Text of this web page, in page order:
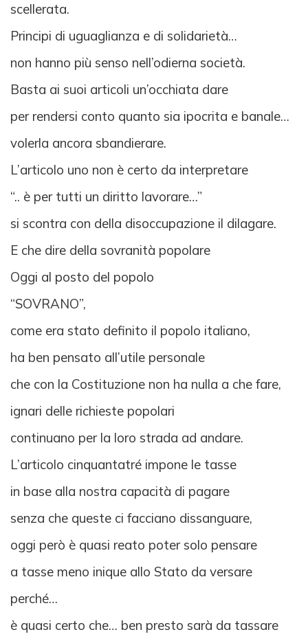
scellerata.
Principi di uguaglianza e di solidarietà…
non hanno più senso nell’odierna società.
Basta ai suoi articoli un’occhiata dare
per rendersi conto quanto sia ipocrita e banale…
volerla ancora sbandierare.
L’articolo uno non è certo da interpretare
“.. è per tutti un diritto lavorare…”
si scontra con della disoccupazione il dilagare.
E che dire della sovranità popolare
Oggi al posto del popolo
“SOVRANO”,
come era stato definito il popolo italiano,
ha ben pensato all’utile personale
che con la Costituzione non ha nulla a che fare,
ignari delle richieste popolari
continuano per la loro strada ad andare.
L’articolo cinquantatré impone le tasse
in base alla nostra capacità di pagare
senza che queste ci facciano dissanguare,
oggi però è quasi reato poter solo pensare
a tasse meno inique allo Stato da versare
perché…
è quasi certo che… ben presto sarà da tassare